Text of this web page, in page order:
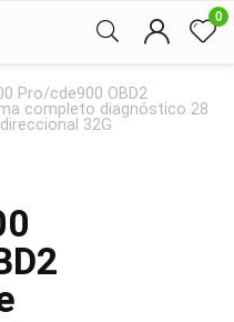
0
Pro/cde900 OBD2
completo diagnóstico 28
32G